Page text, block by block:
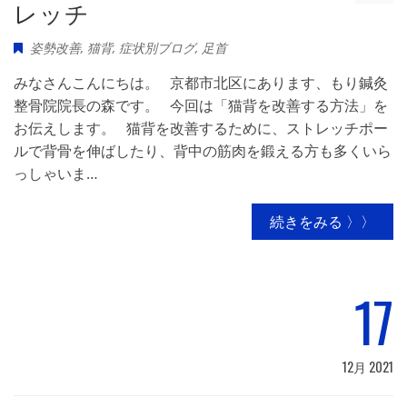
レッチ
姿勢改善, 猫背, 症状別ブログ, 足首
みなさんこんにちは。 京都市北区にあります、もり鍼灸
整骨院院長の森です。 今回は「猫背を改善する方法」を
お伝えします。 猫背を改善するために、ストレッチポー
ルで背骨を伸ばしたり、背中の筋肉を鍛える方も多くいら
っしゃいま…
続きをみる 〉〉
17
12月 2021